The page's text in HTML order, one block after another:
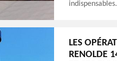
LES
RENOLDE